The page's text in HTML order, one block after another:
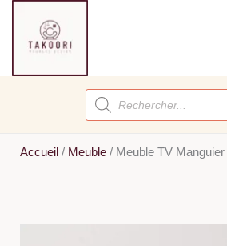
contenu
Recherche
de
produits
Accueil / Meuble / Meuble TV